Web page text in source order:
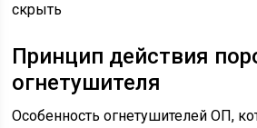
скрыть
Принцип действия
огнетушителя
Особенность огнетушителей ОП,